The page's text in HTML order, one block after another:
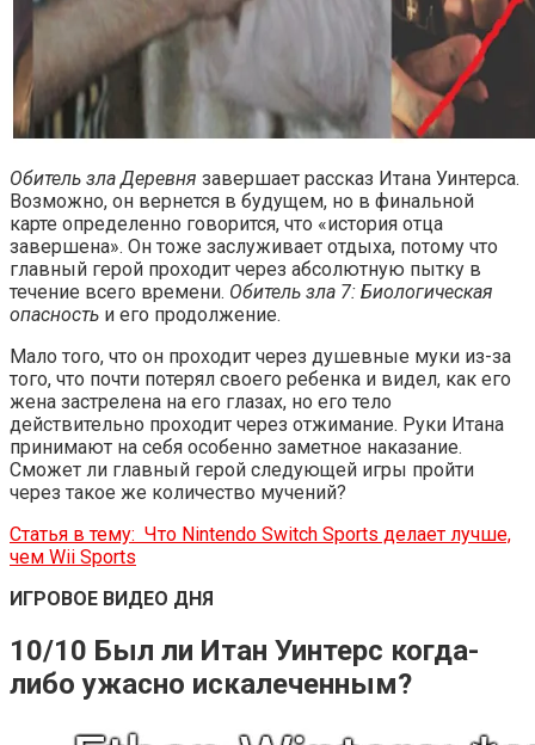
Обитель зла Деревня завершает рассказ Итана Уинтерса.
Возможно, он вернется в будущем, но в финальной
карте определенно говорится, что «история отца
завершена». Он тоже заслуживает отдыха, потому что
главный герой проходит через абсолютную пытку в
течение всего времени. Обитель зла 7: Биологическая
опасность и его продолжение.
Мало того, что он проходит через душевные муки из-за
того, что почти потерял своего ребенка и видел, как его
жена застрелена на его глазах, но его тело
действительно проходит через отжимание. Руки Итана
принимают на себя особенно заметное наказание.
Сможет ли главный герой следующей игры пройти
через такое же количество мучений?
Статья в тему: Что Nintendo Switch Sports делает лучше,
чем Wii Sports
ИГРОВОЕ ВИДЕО ДНЯ
10/10 Был ли Итан Уинтерс когда-
либо ужасно искалеченным?